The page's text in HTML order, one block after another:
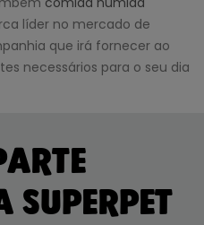
líder no mercado de
que irá fornecer ao
necessários para o seu dia